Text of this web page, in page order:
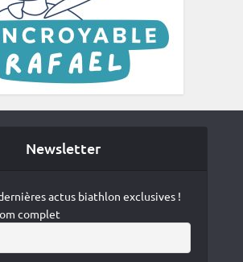
Newsletter
actus biathlon exclusives !
complet